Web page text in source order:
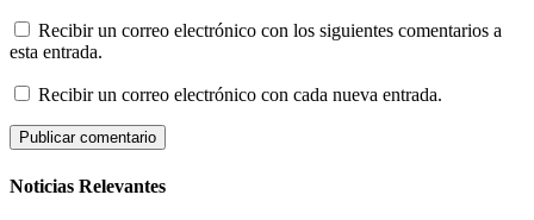
Recibir un correo electrónico con los siguientes comentarios a
esta entrada.
Recibir un correo electrónico con cada nueva entrada.
Noticias Relevantes